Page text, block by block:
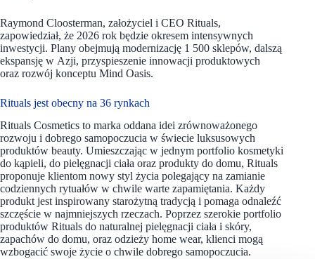
Raymond Cloosterman, założyciel i CEO Rituals,
zapowiedział, że 2026 rok będzie okresem intensywnych
inwestycji. Plany obejmują modernizację 1 500 sklepów, dalszą
ekspansję w Azji, przyspieszenie innowacji produktowych
oraz rozwój konceptu Mind Oasis.
Rituals jest obecny na 36 rynkach
Rituals Cosmetics to marka oddana idei zrównoważonego
rozwoju i dobrego samopoczucia w świecie luksusowych
produktów beauty. Umieszczając w jednym portfolio kosmetyki
do kąpieli, do pielęgnacji ciała oraz produkty do domu, Rituals
proponuje klientom nowy styl życia polegający na zamianie
codziennych rytuałów w chwile warte zapamiętania. Każdy
produkt jest inspirowany starożytną tradycją i pomaga odnaleźć
szczęście w najmniejszych rzeczach. Poprzez szerokie portfolio
produktów Rituals do naturalnej pielęgnacji ciała i skóry,
zapachów do domu, oraz odzieży home wear, klienci mogą
wzbogacić swoje życie o chwile dobrego samopoczucia.